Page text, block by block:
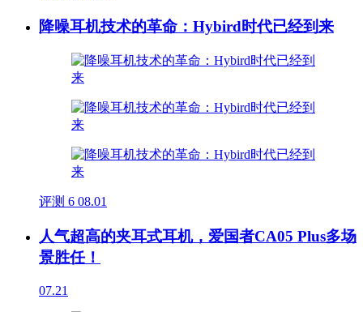
降噪耳机技术的革命：Hybird时代已经到来
评测 6 08.01
人气超高的夹耳式耳机，爱国者CA05 Plus多场
景胜任！
07.21